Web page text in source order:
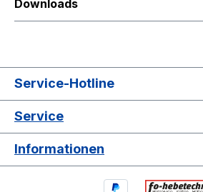
Downloads
Service-Hotline
Service
Informationen